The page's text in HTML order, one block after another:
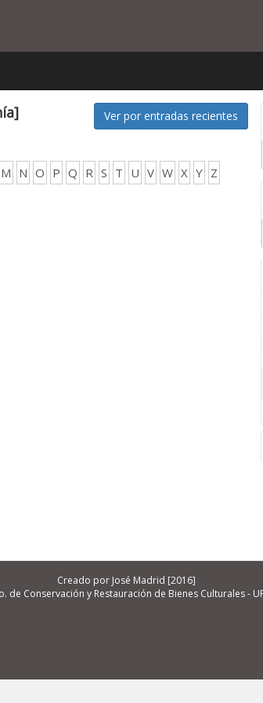
Ver por entradas recientes
M N O P Q R S T U V W X Y Z
Creado por José Madrid [2016]
de Conservación y Restauración de Bienes Culturales -